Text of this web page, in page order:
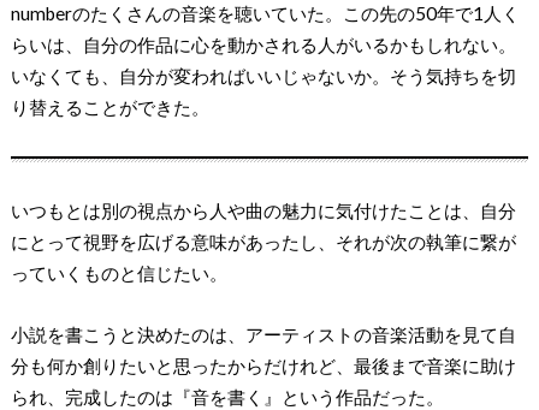
numberのたくさんの音楽を聴いていた。この先の50年で1人く
らいは、自分の作品に心を動かされる人がいるかもしれない。
いなくても、自分が変わればいいじゃないか。そう気持ちを切
り替えることができた。
いつもとは別の視点から人や曲の魅力に気付けたことは、自分
にとって視野を広げる意味があったし、それが次の執筆に繋が
っていくものと信じたい。
小説を書こうと決めたのは、アーティストの音楽活動を見て自
分も何か創りたいと思ったからだけれど、最後まで音楽に助け
られ、完成したのは『音を書く』という作品だった。